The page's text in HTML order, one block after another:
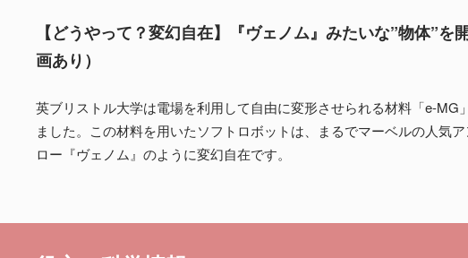
【どうやって？変幻自在】『ヴェノム』みたいな”物体”を
画あり）
英ブリストル大学は電場を利用して自由に変形させられる材料「e-MG
ました。この材料を用いたソフトロボットは、まるでマーベルの人気
ロー『ヴェノム』のように変幻自在です。